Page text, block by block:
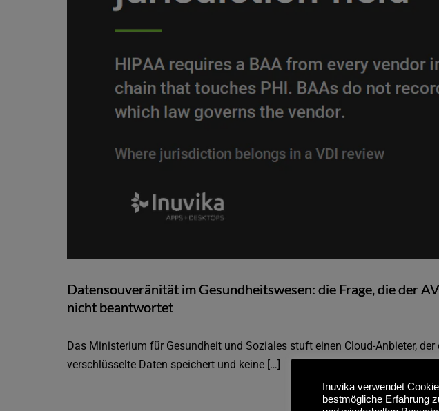
Datensouveränität im Gesundheitswesen: die Frage, die der
nicht beantwortet
Das Ministerium für Gesundheit und Soziales stuft einen Cloud-Anbieter,
verschlüsselte Daten speichert und keine […]
Inuvika verwendet
bestmögliche Erfahrung